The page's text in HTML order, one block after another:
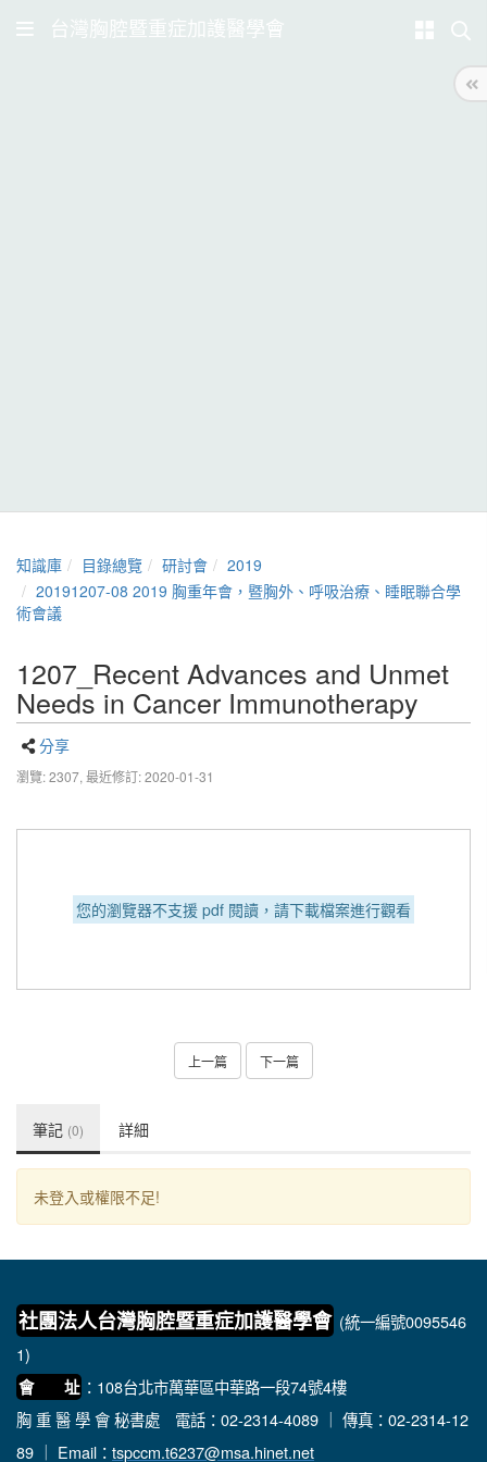
台灣胸腔暨重症加護醫學會
知識庫 目錄總覽 研討會
2019
20191207-08 2019 胸重年會，暨胸外、呼吸治療、睡眠聯合學
術會議
1207_Recent Advances and Unmet
Needs in Cancer Immunotherapy
分享
瀏覽: 2307, 最近修訂: 2020-01-31
您的瀏覽器不支援 pdf 閱讀，請下載檔案進行觀看
上一篇 下一篇
筆記 (0) 詳細
未登入或權限不足!
社團法人台灣胸腔暨重症加護醫學會 (統一編號0095546
1)
會 址 ：108台北市萬華區中華路一段74號4樓
胸 重 醫 學 會 秘書處 電話：02-2314-4089 ｜ 傳真：02-2314-12
89 ｜ Email： tspccm.t6237@msa.hinet.net